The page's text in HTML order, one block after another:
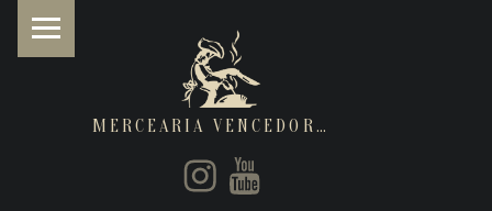
MERCEARIA VENCEDORA
Instagram
Youtube